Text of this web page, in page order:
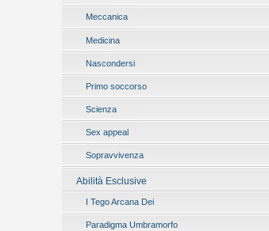
Meccanica
Medicina
Nascondersi
Primo soccorso
Scienza
Sex appeal
Sopravvivenza
Abilità Esclusive
I Tego Arcana Dei
Paradigma Umbramorfo